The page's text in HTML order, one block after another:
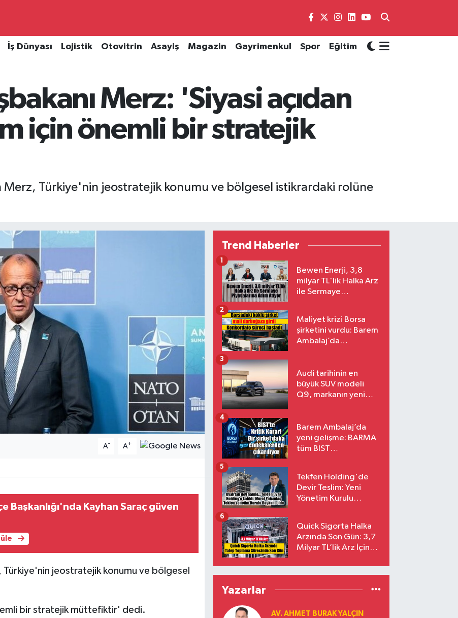
İş Dünyası Lojistik Otovitrin Asayiş Magazin Gayrimenkul Spor Eğitim
Merz: 'Siyasi açıdan
için önemli bir stratejik
Merz, Türkiye'nin jeostratejik konumu ve bölgesel istikrardaki rolüne
A- A+
Başkanlığı'nda Kayhan Saraç güven
Türkiye'nin jeostratejik konumu ve bölgesel
bir stratejik müttefiktir' dedi.
Trend Haberler
Bewen Enerji, 3,8
milyar TL'lik Halka Arz
ile Sermaye
1
Maliyet krizi Borsa
şirketini vurdu: Barem
Ambalaj’da
2
Audi tarihinin en
büyük SUV modeli
Q9, markanın yeni
3
Barem Ambalaj’da
yeni gelişme: BARMA
tüm BIST
4
Tekfen Holding'de
Devir Teslim: Yeni
Yönetim Kurulu
5
Quick Sigorta Halka
Arzında Son Gün: 3,7
Milyar TL’lik Arz İçin
Eriyor
6
Yazarlar
AV. AHMET BURAK YALÇIN